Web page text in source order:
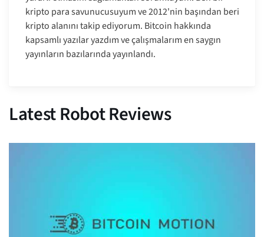
kripto para savunucusuyum ve 2012'nin başından beri
kripto alanını takip ediyorum. Bitcoin hakkında
kapsamlı yazılar yazdım ve çalışmalarım en saygın
yayınların bazılarında yayınlandı.
Latest Robot Reviews